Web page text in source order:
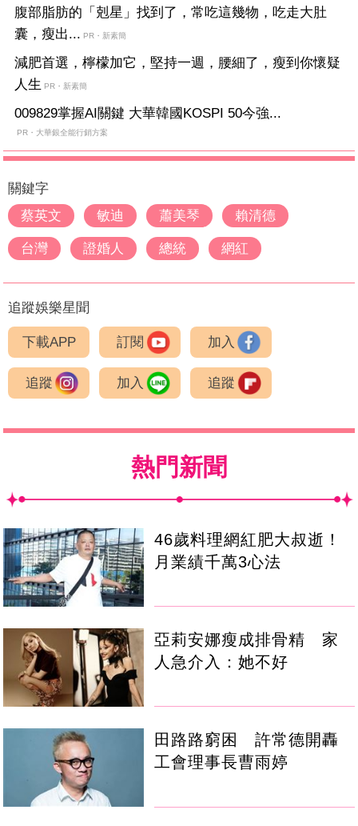
腹部脂肪的「剋星」找到了，常吃這幾物，吃走大肚
囊，瘦出... PR・新素簡
減肥首選，檸檬加它，堅持一週，腰細了，瘦到你懷疑
人生 PR・新素簡
009829掌握AI關鍵 大華韓國KOSPI 50今強...
PR・大華銀全能行銷方案
關鍵字
蔡英文
敏迪 蕭美琴 賴清德
台灣 證婚人 總統 網紅
追蹤娛樂星聞
下載APP 訂閱 加入
追蹤 加入 追蹤
熱門新聞
46歲料理網紅肥大叔逝！
月業績千萬3心法
亞莉安娜瘦成排骨精 家
人急介入：她不好
田路路窮困 許常德開轟
工會理事長曹雨婷